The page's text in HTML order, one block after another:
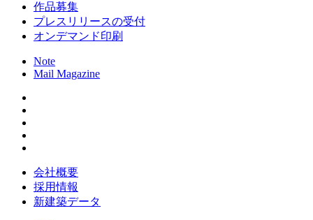
作品募集
プレスリリースの受付
オンデマンド印刷
Note
Mail Magazine
会社概要
採用情報
新建築データ